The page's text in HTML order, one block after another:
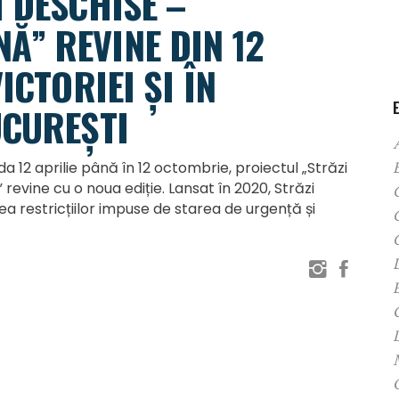
REVINE DIN 12
ȘI ÎN
12 aprilie până în 12 octombrie, proiectul „Străzi
cu o noua ediție. Lansat în 2020, Străzi
restricțiilor impuse de starea de urgență și